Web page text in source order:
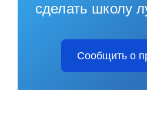
сделать школу
Сообщить о